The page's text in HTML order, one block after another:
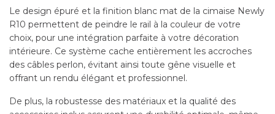
Le design épuré et la finition blanc mat de la cimaise Newly
R10 permettent de peindre le rail à la couleur de votre
choix, pour une intégration parfaite à votre décoration
intérieure. Ce système cache entièrement les accroches
des câbles perlon, évitant ainsi toute gêne visuelle et
offrant un rendu élégant et professionnel.
De plus, la robustesse des matériaux et la qualité des